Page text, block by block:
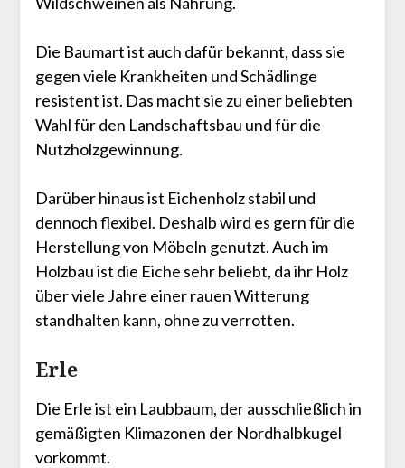
Die Baumart ist auch dafür bekannt, dass sie
gegen viele Krankheiten und Schädlinge
resistent ist. Das macht sie zu einer beliebten
Wahl für den Landschaftsbau und für die
Nutzholzgewinnung.
Darüber hinaus ist Eichenholz stabil und
dennoch flexibel. Deshalb wird es gern für die
Herstellung von Möbeln genutzt. Auch im
Holzbau ist die Eiche sehr beliebt, da ihr Holz
über viele Jahre einer rauen Witterung
standhalten kann, ohne zu verrotten.
Erle
Die Erle ist ein Laubbaum, der ausschließlich in
gemäßigten Klimazonen der Nordhalbkugel
vorkommt.